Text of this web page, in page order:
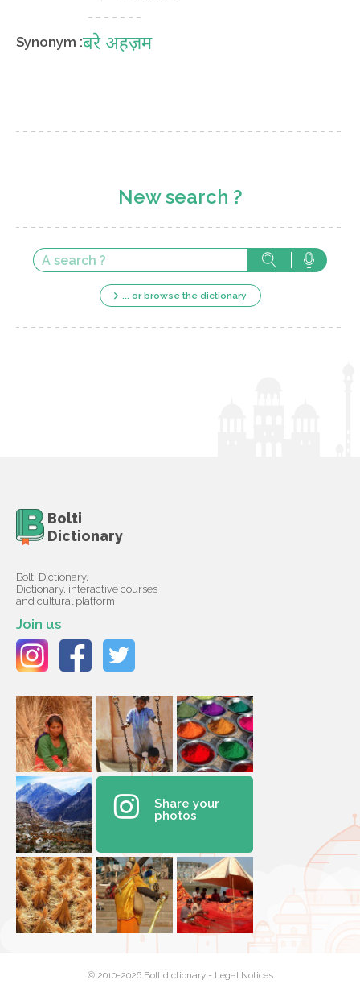
Synonym :बरे अहज़म
New search ?
... or browse the dictionary
Bolti
Dictionary
Bolti Dictionary,
Dictionary, interactive courses
and cultural platform
Join us
Share your
photos
© 2010-2026 Boltidictionary - Legal Notices